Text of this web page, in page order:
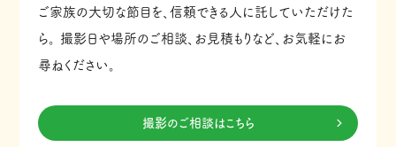
ご家族の大切な節目を、信頼できる人に託していただけた
ら。
撮影日や場所のご相談、お見積もりなど、お気軽にお
尋ねください。
撮影のご相談はこちら